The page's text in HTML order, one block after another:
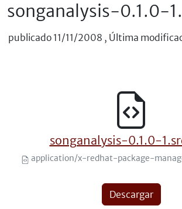
songanalysis-0.1.0-
publicado 11/11/2008 , Última
songanalysis-0.1.0-
application/x-redhat-package-
Descargar